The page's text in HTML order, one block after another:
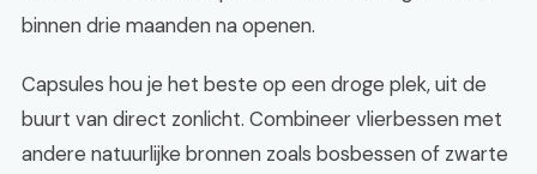
binnen drie maanden na openen.
Capsules hou je het beste op een droge plek, uit de
buurt van direct zonlicht. Combineer vlierbessen met
andere natuurlijke bronnen zoals bosbessen of zwarte